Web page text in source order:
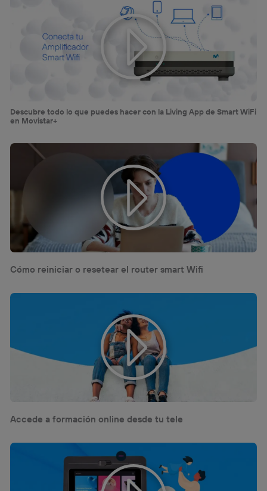
Descubre todo lo que puedes hacer con la Living App de Smart WiFi
en Movistar+
Cómo reiniciar o resetear el router smart Wifi
Accede a formación online desde tu tele